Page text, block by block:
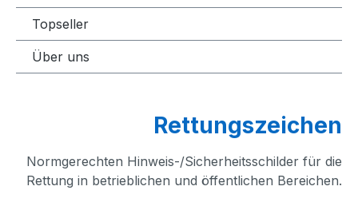
Topseller
Über uns
Rettungszeichen
Normgerechten Hinweis-/Sicherheitsschilder für die
Rettung in betrieblichen und öffentlichen Bereichen.